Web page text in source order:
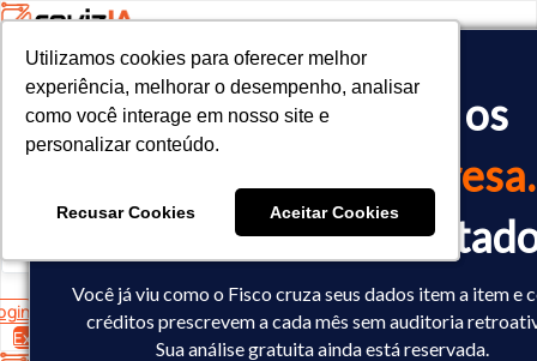
O Fisco já cruzou os
da sua empresa.
Você já sabe o
Você já viu como o Fisco cruza seus dados item a item e
créditos prescrevem a cada mês sem auditoria
Sua análise gratuita ainda está reservada.
Utilizamos cookies para oferecer melhor
experiência, melhorar o desempenho, analisar
como você interage em nosso site e
personalizar conteúdo.
Recusar Cookies Aceitar Cookies
Utilizamos cookies para oferecer melhor
experiência, melhorar o desempenho, analisar
como você interage em nosso site e
personalizar conteúdo.
Recusar Cookies Aceitar Cookies
<!-- Google tag (gtag.js) -->
<script async src="https://www.googletagmanager.com/gtag/
<script>
  window.dataLayer = window.dataLayer || [];
  gtag('config', 'AW-10793602440');
Experimente Grátis